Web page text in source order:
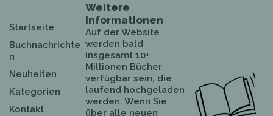
Startseite
Buchnachrichte
n
Neuheiten
Kategorien
Kontakt
Weitere
Informationen
Auf der Website
werden bald
insgesamt 10+
Millionen Bücher
verfügbar sein, die
laufend hochgeladen
werden. Wenn Sie
über alle neuen